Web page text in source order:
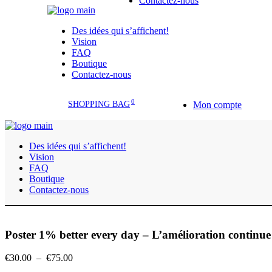
Des idées qui s’affichent!
Vision
FAQ
Boutique
Contactez-nous
SHOPPING BAG0 Mon compte
Des idées qui s’affichent!
Vision
FAQ
Boutique
Contactez-nous
Poster 1% better every day – L’amélioration
€30.00 – €75.00Plage